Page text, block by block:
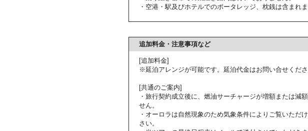
・空港・駅及びホテルでのポータレッジ、枕銭は含まれま
追加料金・注意事項など
[追加料金]
※延泊アレンジが可能です。延泊代金はお問い合せくださ
[共通のご案内]
・旅行契約成立後に、燃油サーチャージが増額または減
せん。
・オーロラは自然現象のため気象条件によりご覧いた
さい。